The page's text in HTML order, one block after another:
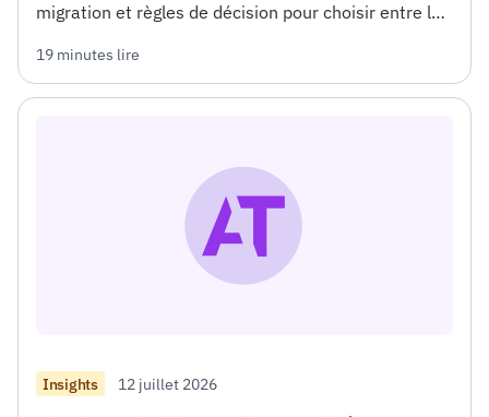
migration et règles de décision pour choisir entre les
19 minutes lire
Insights 12 juillet 2026